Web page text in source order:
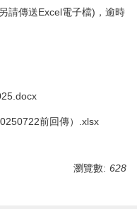
請傳送Excel電子檔)，逾時
前回傳）.xlsx
瀏覽數: 628